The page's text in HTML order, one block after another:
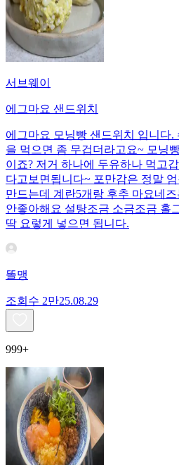
서브웨이
에그마요 샌드위치
에그마요 모닝빵 샌드위치 입니다
을 먹으면 좀 무겁더라고요~ 모닝
이죠? 저거 하나에 두유하나 먹고
다고보면됩니다~ 포만감은 정말
만드는데 계란5개랑 후추 마요네
안좋아해요 설탕조금 소금조금 홀
딱 요렇게 넣으면 됩니다.
똘맹
조회수 2만25.08.29
999+